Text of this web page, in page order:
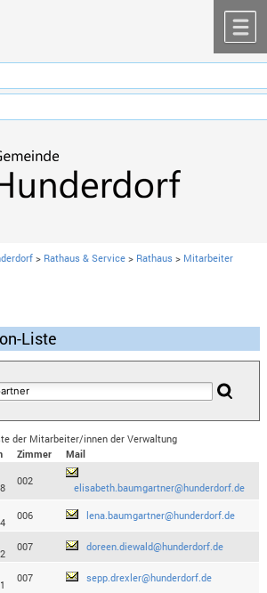
> Rathaus & Service > Rathaus > Mitarbeiter
Liste
der Mitarbeiter/innen der Verwaltung
Zimmer
Mail
002
elisabeth.baumgartner@hunderdorf.de
006 lena.baumgartner@hunderdorf.de
007 doreen.diewald@hunderdorf.de
007 sepp.drexler@hunderdorf.de